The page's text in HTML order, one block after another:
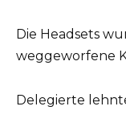
Die Headsets
weggeworfene
Delegierte